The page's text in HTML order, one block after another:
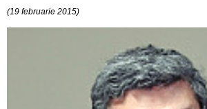
(19 februarie 2015)